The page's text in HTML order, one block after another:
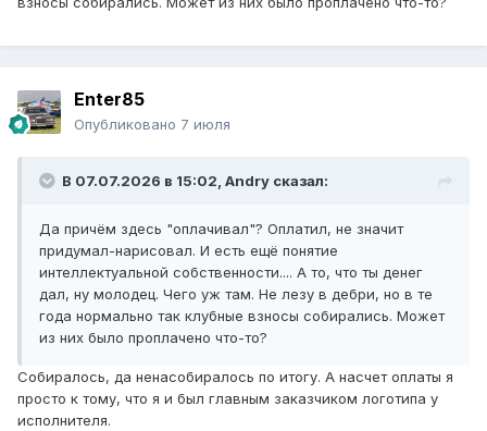
Enter85
Опубликовано 7 июля
В 07.07.2026 в 15:02, Andry сказал:
Да причём здесь "оплачивал"? Оплатил, не значит
придумал-нарисовал. И есть ещё понятие
интеллектуальной собственности.... А то, что ты денег
дал, ну молодец. Чего уж там. Не лезу в дебри, но в те
года нормально так клубные взносы собирались. Может
из них было проплачено что-то?
Собиралось, да ненасобиралось по итогу. А насчет оплаты я
просто к тому, что я и был главным заказчиком логотипа у
исполнителя.